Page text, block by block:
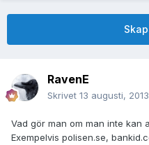
RavenE
Skrivet 13 augusti, 2013
Vad gör man om man inte kan
Exempelvis polisen.se,